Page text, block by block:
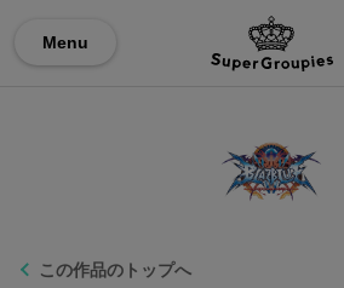
Menu
この作品のトップへ